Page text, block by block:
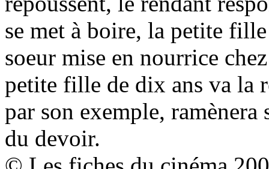
se met à boire, la petite
soeur mise en nourrice
petite fille de dix ans va la
par son exemple,
du devoir.